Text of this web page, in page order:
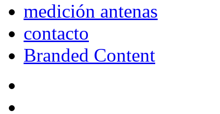
medición antenas
contacto
Branded Content